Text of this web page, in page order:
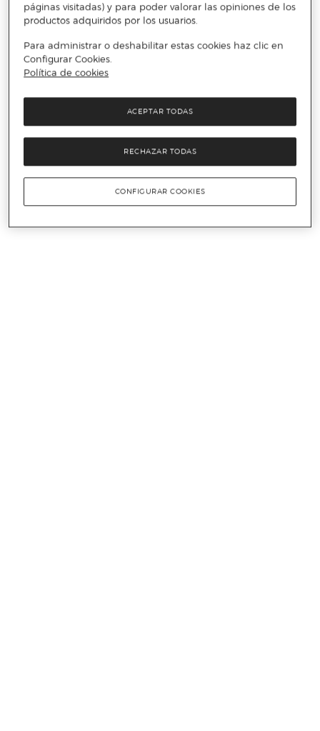
páginas visitadas) y para poder valorar las opiniones de los
productos adquiridos por los usuarios.
Para administrar o deshabilitar estas cookies haz clic en
Configurar Cookies.
Política de cookies
RECHAZAR TODAS
ACEPTAR TODAS
CONFIGURAR COOKIES